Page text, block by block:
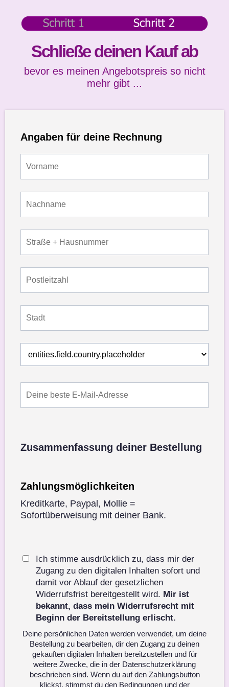
Schließe deinen Kauf ab
bevor es meinen Angebotspreis so nicht
mehr gibt ...
Angaben für deine Rechnung
Zusammenfassung deiner Bestellung
Zahlungsmöglichkeiten
Kreditkarte, Paypal, Mollie =
Sofortüberweisung mit deiner Bank.
Ich stimme ausdrücklich zu, dass mir der
Zugang zu den digitalen Inhalten sofort und
damit vor Ablauf der gesetzlichen
Widerrufsfrist bereitgestellt wird. Mir ist
bekannt, dass mein Widerrufsrecht mit
Beginn der Bereitstellung erlischt.
Deine persönlichen Daten werden verwendet, um deine
Bestellung zu bearbeiten, dir den Zugang zu deinen
gekauften digitalen Inhalten bereitzustellen und für
weitere Zwecke, die in der Datenschutzerklärung
beschrieben sind. Wenn du auf den Zahlungsbutton
klickst, stimmst du den Bedingungen und der